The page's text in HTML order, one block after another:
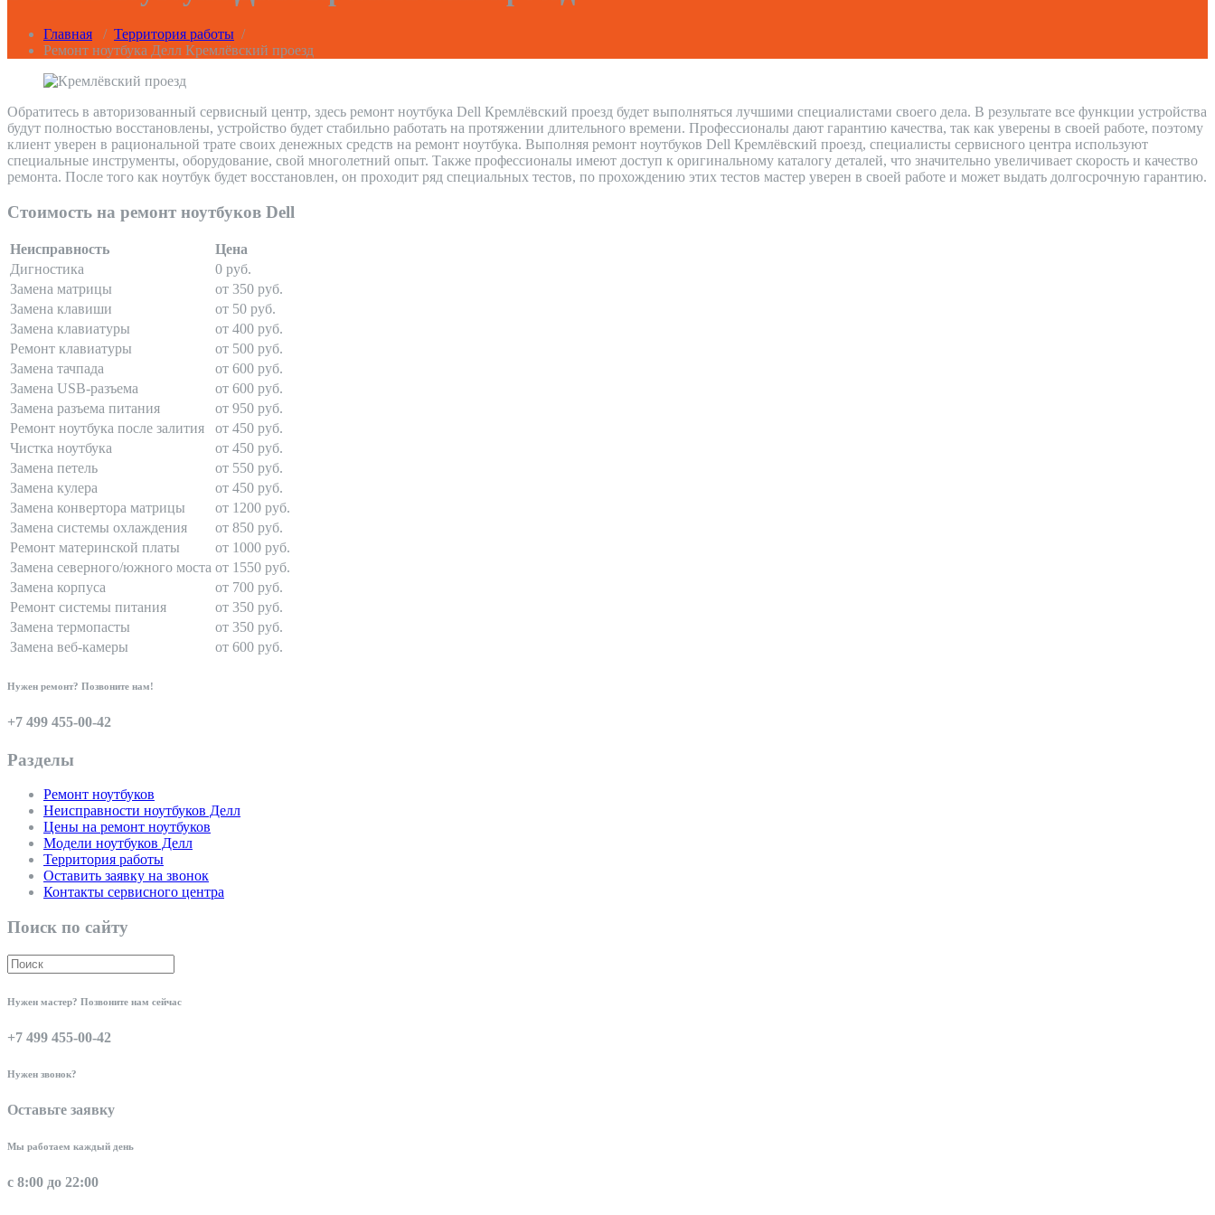
Главная / Территория работы /
Ремонт ноутбука Делл Кремлёвский проезд
Обратитесь в авторизованный сервисный центр, здесь ремонт ноутбука Dell Кремлёвский проезд будет выполняться лучшими специалистами своего дела. В результате все функции устройства
будут полностью восстановлены, устройство будет стабильно работать на протяжении длительного времени. Профессионалы дают гарантию качества, так как уверены в своей работе, поэтому
клиент уверен в рациональной трате своих денежных средств на ремонт ноутбука. Выполняя ремонт ноутбуков Dell Кремлёвский проезд, специалисты сервисного центра используют
специальные инструменты, оборудование, свой многолетний опыт. Также профессионалы имеют доступ к оригинальному каталогу деталей, что значительно увеличивает скорость и качество
ремонта. После того как ноутбук будет восстановлен, он проходит ряд специальных тестов, по прохождению этих тестов мастер уверен в своей работе и может выдать долгосрочную гарантию.
Стоимость на ремонт ноутбуков Dell
Неисправность
Цена
Дигностика
0 руб.
Замена матрицы
от 350 руб.
Замена клавиши
от 50 руб.
Замена клавиатуры
от 400 руб.
Ремонт клавиатуры
от 500 руб.
Замена тачпада
от 600 руб.
Замена USB-разъема
от 600 руб.
Замена разъема питания
от 950 руб.
Ремонт ноутбука после залития
от 450 руб.
Чистка ноутбука
от 450 руб.
Замена петель
от 550 руб.
Замена кулера
от 450 руб.
Замена конвертора матрицы
от 1200 руб.
Замена системы охлаждения
от 850 руб.
Ремонт материнской платы
от 1000 руб.
Замена северного/южного моста от 1550 руб.
Замена корпуса
от 700 руб.
Ремонт системы питания
от 350 руб.
Замена термопасты
от 350 руб.
Замена веб-камеры
от 600 руб.
Нужен ремонт? Позвоните нам!
+7 499 455-00-42
Разделы
Ремонт ноутбуков
Неисправности ноутбуков Делл
Цены на ремонт ноутбуков
Модели ноутбуков Делл
Территория работы
Оставить заявку на звонок
Контакты сервисного центра
Поиск по сайту
Нужен мастер? Позвоните нам сейчас
+7 499 455-00-42
Нужен звонок?
Оставьте заявку
Мы работаем каждый день
с 8:00 до 22:00